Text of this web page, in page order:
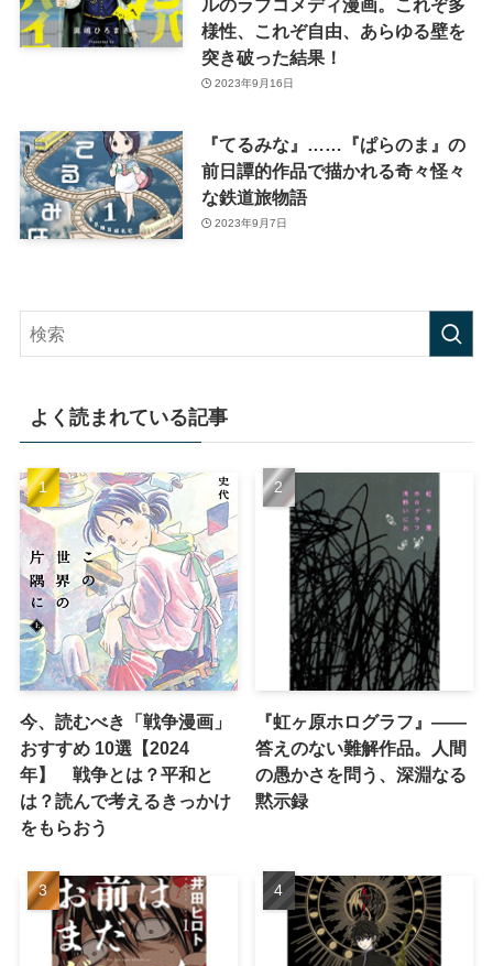
ルのラブコメディ漫画。これぞ多
様性、これぞ自由、あらゆる壁を
突き破った結果！
2023年9月16日
『てるみな』……『ぱらのま』の
前日譚的作品で描かれる奇々怪々
な鉄道旅物語
2023年9月7日
よく読まれている記事
今、読むべき「戦争漫画」
おすすめ 10選【2024
年】 戦争とは？平和と
は？読んで考えるきっかけ
をもらおう
『虹ヶ原ホログラフ』——
答えのない難解作品。人間
の愚かさを問う、深淵なる
黙示録